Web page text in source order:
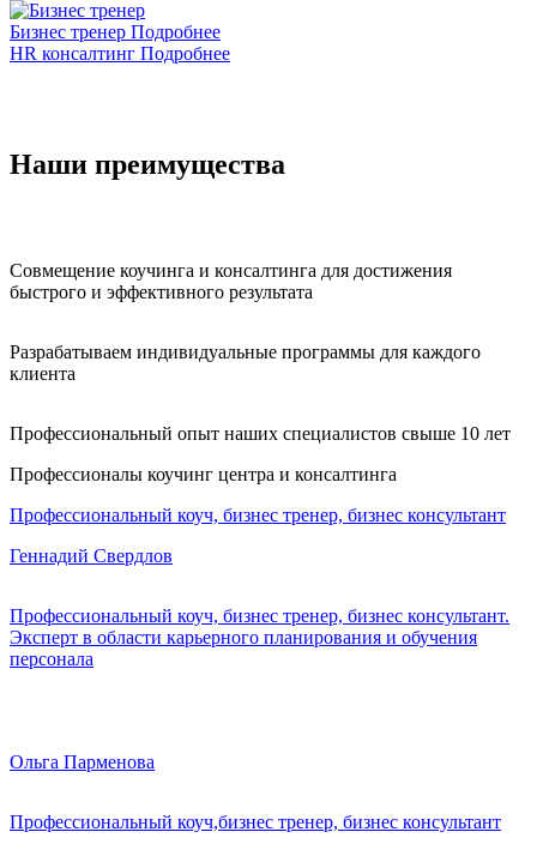
Бизнес тренер Подробнее
HR консалтинг Подробнее
Наши преимущества
Совмещение коучинга и консалтинга для достижения
быстрого и эффективного результата
Разрабатываем индивидуальные программы для каждого
клиента
Профессиональный опыт наших специалистов свыше 10 лет
Профессионалы коучинг центра и консалтинга
Профессиональный коуч, бизнес тренер, бизнес консультант
Геннадий Свердлов
Профессиональный коуч, бизнес тренер, бизнес консультант.
Эксперт в области карьерного планирования и обучения
персонала
Ольга Парменова
Профессиональный коуч,бизнес тренер, бизнес консультант